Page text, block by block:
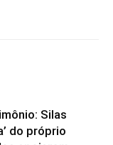
Silas
do próprio